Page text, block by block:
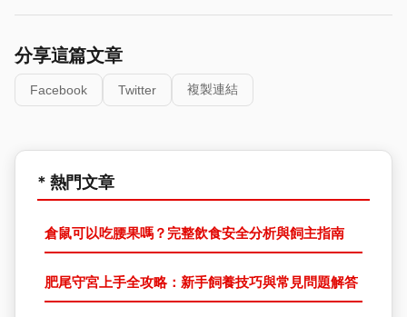
分享這篇文章
Facebook Twitter 複製連結
* 熱門文章
倉鼠可以吃腰果嗎？完整飲食安全分析與飼主指南
肥尾守宮上手全攻略：新手飼養技巧與常見問題解答